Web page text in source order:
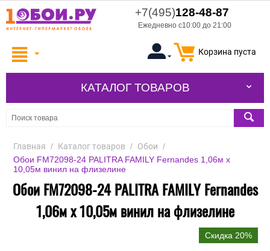
+7(495)128-48-87
Ежедневно с10:00 до 21:00
Корзина пуста
КАТАЛОГ ТОВАРОВ
Главная / Каталог товаров / Обои /
Обои FM72098-24 PALITRA FAMILY Fernandes 1,06м х
10,05м винил на флизелине
Обои FM72098-24 PALITRA FAMILY Fernandes
1,06м х 10,05м винил на флизелине
Скидка 20%